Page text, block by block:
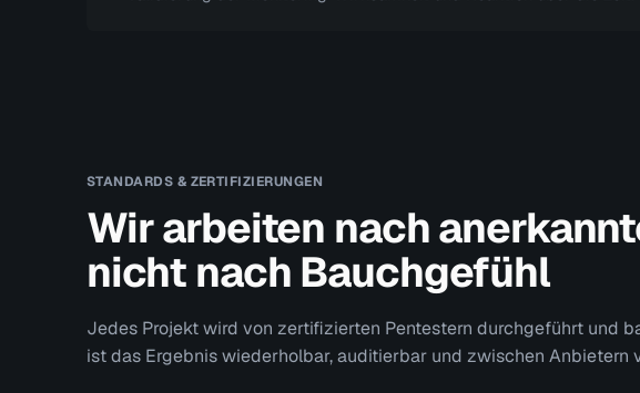
STANDARDS & ZERTIFIZIERUNGEN
Wir arbeiten nach
nicht nach Bauchgefühl
Jedes Projekt wird von zertifizierten Pentestern durchgeführt und
ist das Ergebnis wiederholbar, auditierbar und zwischen Anbietern